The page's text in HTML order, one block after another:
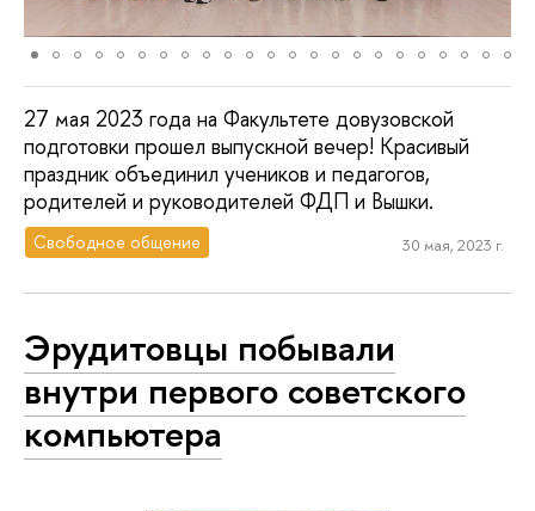
27 мая 2023 года на Факультете довузовской
подготовки прошел выпускной вечер! Красивый
праздник объединил учеников и педагогов,
родителей и руководителей ФДП и Вышки.
Свободное общение 30 мая, 2023 г.
Эрудитовцы побывали
внутри первого советского
компьютера